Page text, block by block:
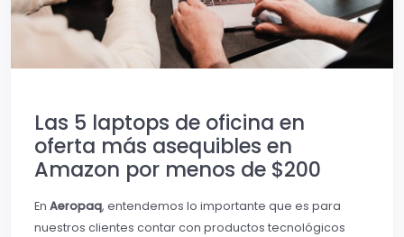
Las 5 laptops de oficina en
oferta más asequibles en
Amazon por menos de $200
En Aeropaq, entendemos lo importante que es para
nuestros clientes contar con productos tecnológicos